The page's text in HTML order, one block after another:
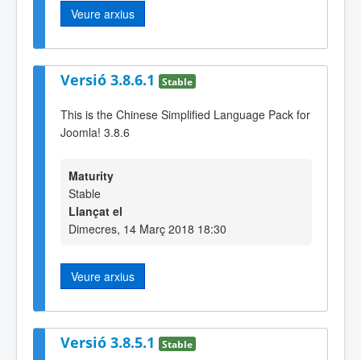
Veure arxius
Versió 3.8.6.1 Stable
This is the Chinese Simplified Language Pack for
Joomla! 3.8.6
Maturity
Stable
Llançat el
Dimecres, 14 Març 2018 18:30
Veure arxius
Versió 3.8.5.1 Stable